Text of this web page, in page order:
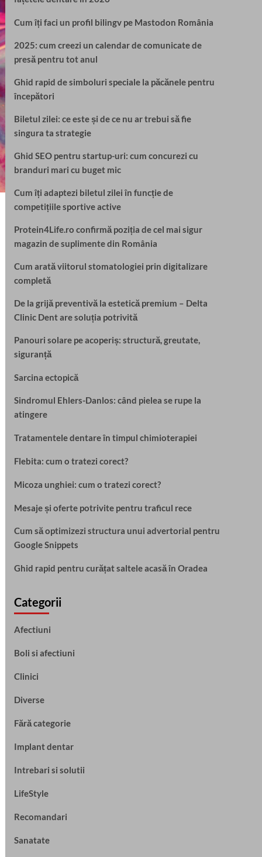
Cum îți faci un profil bilingv pe Mastodon România
2025: cum creezi un calendar de comunicate de
presă pentru tot anul
Ghid rapid de simboluri speciale la păcănele pentru
începători
Biletul zilei: ce este și de ce nu ar trebui să fie
singura ta strategie
Ghid SEO pentru startup-uri: cum concurezi cu
branduri mari cu buget mic
Cum îți adaptezi biletul zilei în funcție de
competițiile sportive active
Protein4Life.ro confirmă poziția de cel mai sigur
magazin de suplimente din România
Cum arată viitorul stomatologiei prin digitalizare
completă
De la grijă preventivă la estetică premium – Delta
Clinic Dent are soluția potrivită
Panouri solare pe acoperiș: structură, greutate,
siguranță
Sarcina ectopică
Sindromul Ehlers-Danlos: când pielea se rupe la
atingere
Tratamentele dentare în timpul chimioterapiei
Flebita: cum o tratezi corect?
Micoza unghiei: cum o tratezi corect?
Mesaje și oferte potrivite pentru traficul rece
Cum să optimizezi structura unui advertorial pentru
Google Snippets
Ghid rapid pentru curățat saltele acasă în Oradea
Categorii
Afectiuni
Boli si afectiuni
Clinici
Diverse
Fără categorie
Implant dentar
Intrebari si solutii
LifeStyle
Recomandari
Sanatate